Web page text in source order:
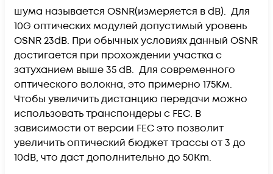
шума называется OSNR(измеряется в dB). Для
10G оптических модулей допустимый уровень
OSNR 23dB. При обычных условиях данный OSNR
достигается при прохождении участка с
затуханием выше 35 dB. Для современного
оптического волокна, это примерно 175Км.
Чтобы увеличить дистанцию передачи можно
использовать транспондеры с FEC. В
зависимости от версии FEC это позволит
увеличить оптический бюджет трассы от 3 до
10dB, что даст дополнительно до 50Km.